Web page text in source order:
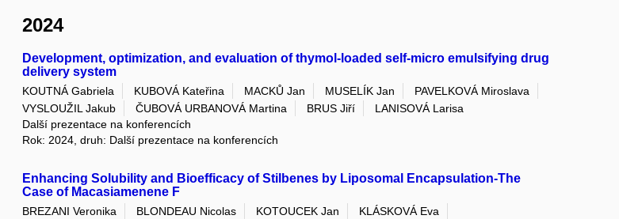
2024
Development, optimization, and evaluation of thymol-loaded self-micro emulsifying drug
delivery system
KOUTNÁ Gabriela KUBOVÁ Kateřina MACKŮ Jan MUSELÍK Jan
PAVELKOVÁ Miroslava
VYSLOUŽIL Jakub
ČUBOVÁ URBANOVÁ Martina BRUS Jiří
LANISOVÁ Larisa
Další prezentace na konferencích
Rok: 2024, druh: Další prezentace na konferencích
Enhancing Solubility and Bioefficacy of Stilbenes by Liposomal Encapsulation-The
Case of Macasiamenene F
BREZANI Veronika BLONDEAU Nicolas KOTOUCEK Jan
KLÁSKOVÁ Eva